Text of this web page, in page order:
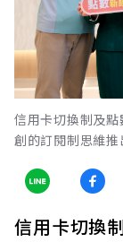
信用卡切換制及
創的訂閱制思維
信用卡切換